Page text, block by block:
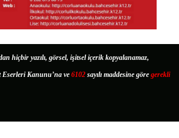
hiçbir yazılı, görsel, işitsel içerik kopyalanamaz,
Eserleri Kanunu’na ve 6102 sayılı maddesine göre gerekli